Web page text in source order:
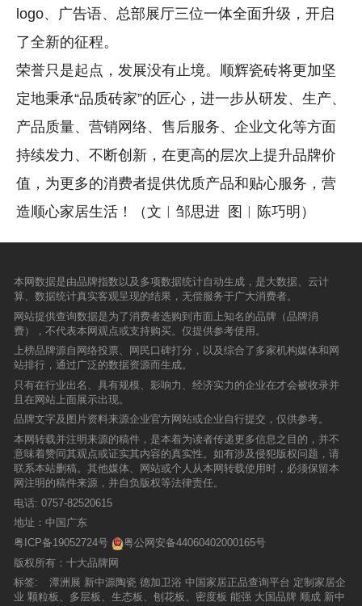
logo、广告语、总部展厅三位一体全面升级，开启
了全新的征程。
荣誉只是起点，发展没有止境。顺辉瓷砖将更加坚
定地秉承“品质砖家”的匠心，进一步从研发、生产、
产品质量、营销网络、售后服务、企业文化等方面
持续发力、不断创新，在更高的层次上提升品牌价
值，为更多的消费者提供优质产品和贴心服务，营
造顺心家居生活！（文︱邹思进 图︱陈巧明）
本网数据是由品牌指数以及多项数据统计自动生成，是大数据、云计
算、数据统计真实客观呈现的结果，无偿服务于广大消费者。
网站提供查询数据是为了消费者选购到市面上知名的品牌（品牌消
费），不代表本网观点或支持购买。仅提供参考使用。
上榜品牌源自网络投票、网民口碑打分，以及综合了多家机构媒体和网
站排行，通过广泛的数据资源而生成。
只有在行业出名、具有规模、影响力、经济实力的企业在才会被收录并
且在网站上面展示出现。
品牌文字及图片资料来源企业官方网站或企业自行提交，仅供参考。
本网转载并注明来源的稿件，是本着为读者传递更多信息之目的，并不
意味着赞同其观点或证实其内容的真实性。如有涉及侵犯版权问题，请
联系本站删稿。其他媒体、网站或个人从本网转载使用时，必须保留本
网注明的稿件来源，并自负版权等法律责任。
电话: 0757-82520615
地址：中国广东
粤ICP备19052724号
粤公网安备44060402000165号
版权所有：十大品牌网
标签:
潭洲展 新中源陶瓷 德加卫浴 中国家居正品查询平台 定制家居企
业 颗粒板、多层板、生态板、刨花板、密度板 能强 大国品牌 顺成 新中